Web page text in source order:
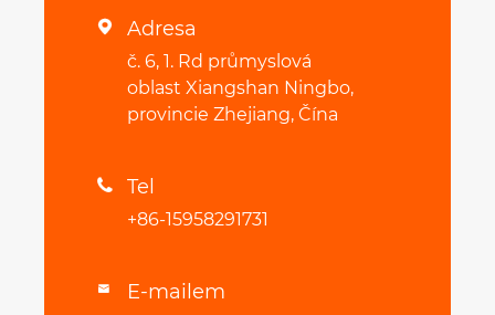
 Adresa
č. 6, 1. Rd průmyslová
oblast Xiangshan Ningbo,
provincie Zhejiang, Čína
 Tel
+86-15958291731
 E-mailem